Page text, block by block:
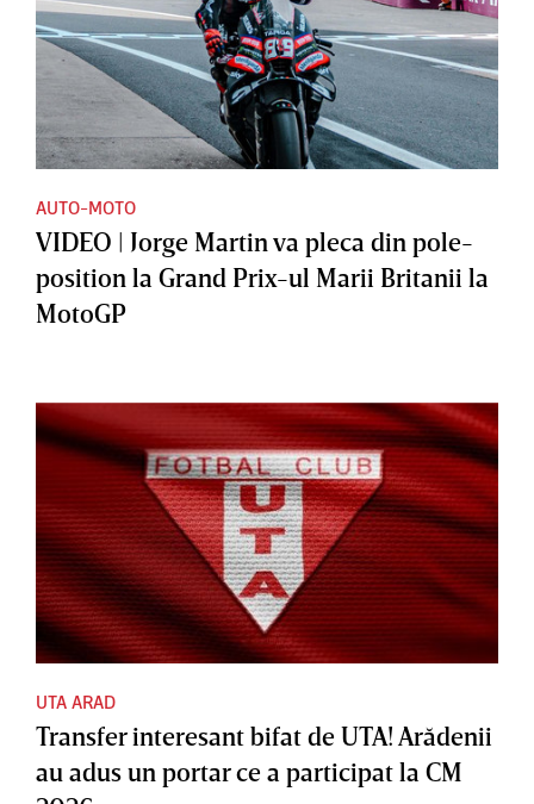
AUTO-MOTO
VIDEO | Jorge Martin va pleca din pole-
position la Grand Prix-ul Marii Britanii la
MotoGP
UTA ARAD
Transfer interesant bifat de UTA! Arădenii
au adus un portar ce a participat la CM